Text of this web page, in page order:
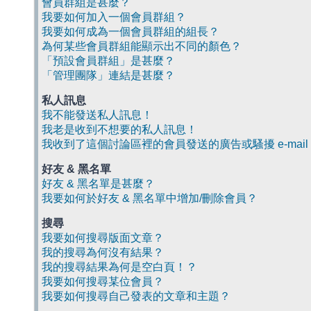
會員群組是甚麼？
我要如何加入一個會員群組？
我要如何成為一個會員群組的組長？
為何某些會員群組能顯示出不同的顏色？
「預設會員群組」是甚麼？
「管理團隊」連結是甚麼？
私人訊息
我不能發送私人訊息！
我老是收到不想要的私人訊息！
我收到了這個討論區裡的會員發送的廣告或騷擾 e-mail
好友 & 黑名單
好友 & 黑名單是甚麼？
我要如何於好友 & 黑名單中增加/刪除會員？
搜尋
我要如何搜尋版面文章？
我的搜尋為何沒有結果？
我的搜尋結果為何是空白頁！？
我要如何搜尋某位會員？
我要如何搜尋自己發表的文章和主題？